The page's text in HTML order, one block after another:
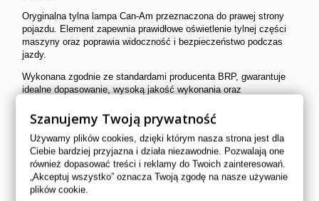
Oryginalna tylna lampa Can-Am przeznaczona do prawej strony
pojazdu. Element zapewnia prawidłowe oświetlenie tylnej części
maszyny oraz poprawia widoczność i bezpieczeństwo podczas
jazdy.
Wykonana zgodnie ze standardami producenta BRP, gwarantuje
idealne dopasowanie, wysoką jakość wykonania oraz
Cechy produktu:
oryginalna część OEM Can-Am BRP,
przeznaczona na prawą stronę pojazdu,
dokładne dopasowanie do fabrycznych mocowań,
wysoka odporność na warunki terenowe,
Szanujemy Twoją prywatność
Używamy plików cookies, dzięki którym nasza strona jest dla
Ciebie bardziej przyjazna i działa niezawodnie. Pozwalają one
również dopasować treści i reklamy do Twoich zainteresowań.
„Akceptuj wszystko” oznacza Twoją zgodę na nasze używanie
plików cookie.